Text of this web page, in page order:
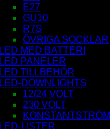
E27
GU10
R7S
ÖVRIGA SOCKLAR
LED MED BATTERI
LED PANELER
LED TILLBEHÖR
LED-DOWNLIGHTS
12/24 VOLT
230 VOLT
KONSTANTSTRÖM
LED-LISTER